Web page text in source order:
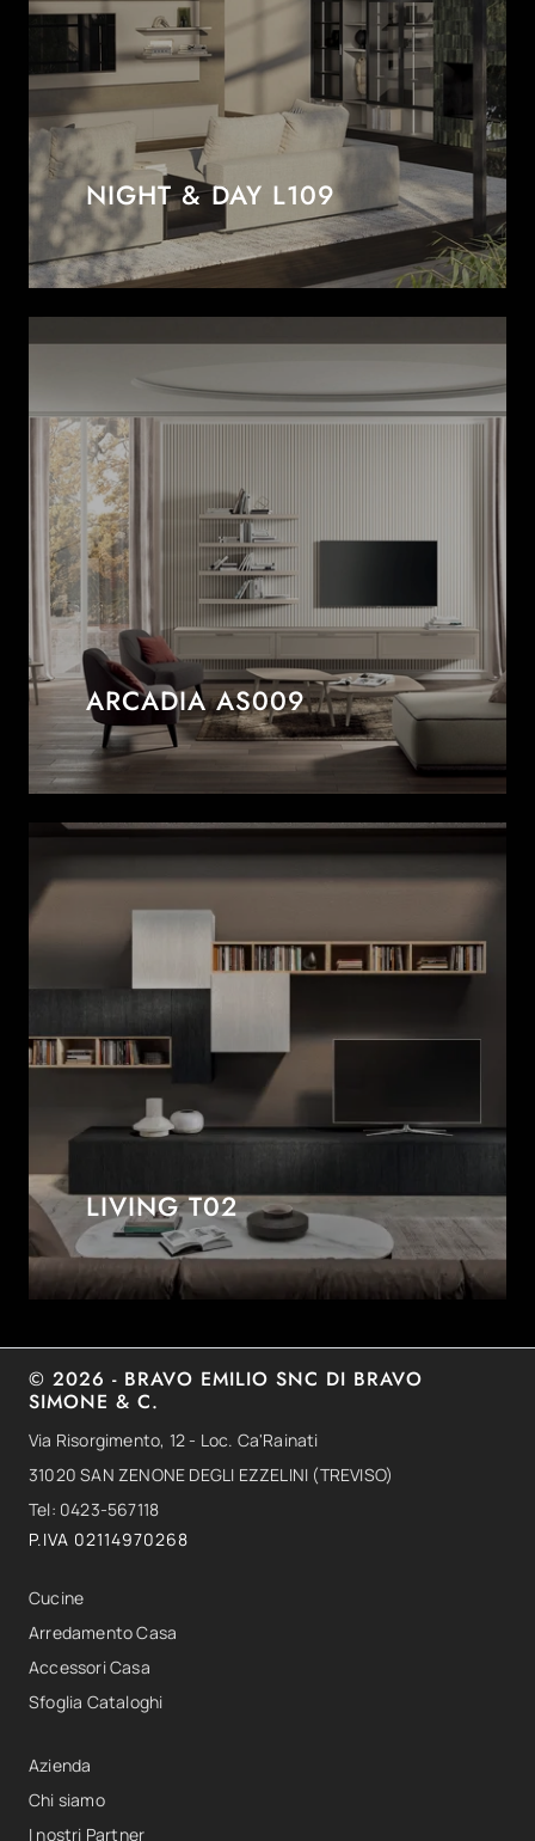
NIGHT & DAY L109
ARCADIA AS009
LIVING T02
© 2026 - BRAVO EMILIO SNC DI BRAVO
SIMONE & C.
Via Risorgimento, 12 - Loc. Ca'Rainati
31020 SAN ZENONE DEGLI EZZELINI (TREVISO)
Tel: 0423-567118
P.IVA 02114970268
Cucine
Arredamento Casa
Accessori Casa
Sfoglia Cataloghi
Azienda
Chi siamo
I nostri Partner